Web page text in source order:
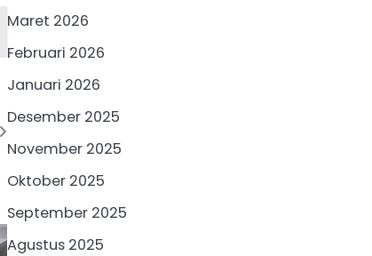
Maret 2026
Februari 2026
Januari 2026
Desember 2025
November 2025
Oktober 2025
September 2025
Agustus 2025